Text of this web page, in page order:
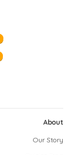
About
Our Story